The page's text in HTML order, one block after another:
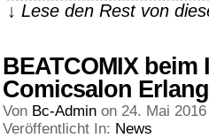
↓ Lese den Rest von
BEATCOMIX
Comicsalon
Von Bc-Admin on 24. Mai 2016
Veröffentlicht In: News